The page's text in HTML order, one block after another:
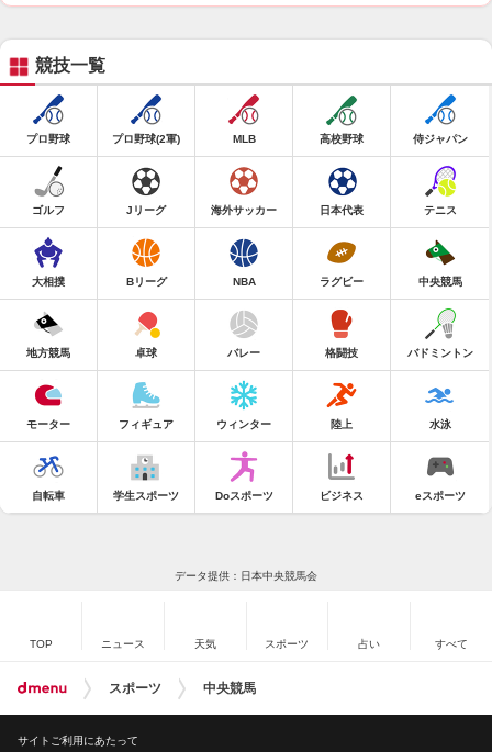
競技一覧
プロ野球 プロ野球(2軍) MLB 高校野球 侍ジャパン
ゴルフ Jリーグ 海外サッカー 日本代表 テニス
大相撲 Bリーグ NBA ラグビー 中央競馬
地方競馬 卓球 バレー 格闘技 バドミントン
モーター フィギュア ウィンター 陸上 水泳
自転車 学生スポーツ Doスポーツ ビジネス eスポーツ
データ提供：日本中央競馬会
TOP ニュース 天気 スポーツ 占い すべて
スポーツ 中央競馬
サイトご利用にあたって